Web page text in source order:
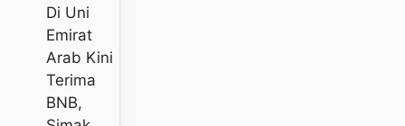
Di Uni
Emirat
Arab Kini
Terima
BNB,